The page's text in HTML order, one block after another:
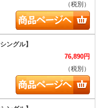
（税別）
76,890円
（税別）